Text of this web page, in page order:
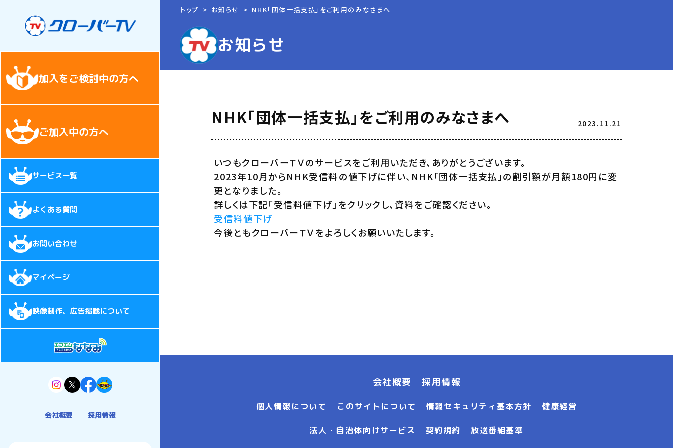
加入をご検討中の方へ
ご加入中の方へ
サービス一覧
よくある質問
お問い合わせ
マイページ
映像制作、広告掲載について
会社概要 採用情報
トップ お知らせ NHK「団体一括支払」をご利用のみなさまへ
お知らせ
NHK「団体一括支払」をご利用のみなさまへ 2023.11.21
いつもクローバーＴＶのサービスをご利用いただき、ありがとうございます。
2023年10月からNHK受信料の値下げに伴い、NHK「団体一括支払」の割引額が月額180円に変
更となりました。
詳しくは下記「受信料値下げ」をクリックし、資料をご確認ください。
受信料値下げ
今後ともクローバーＴＶをよろしくお願いいたします。
会社概要 採用情報
個人情報について このサイトについて 情報セキュリティ基本方針 健康経営
法人・自治体向けサービス 契約規約 放送番組基準